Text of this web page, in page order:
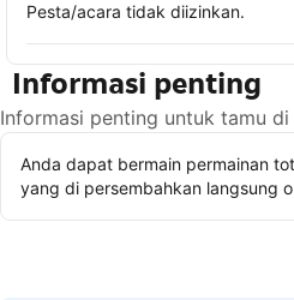
Pesta/acara tidak diizinkan.
Informasi penting
Informasi penting untuk tamu
Anda dapat bermain permainan
yang di persembahkan langsung